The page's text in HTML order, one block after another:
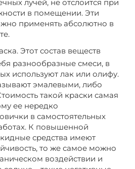
лучей, не отслоится при
в помещении. Эти
применять абсолютно в
Этот состав веществ
разнообразные смеси, в
используют лак или олифу.
эмалевыми, либо
такой краски самая
ее нередко
в самостоятельных
К повышенной
средства имеют
то же самое можно
воздействии и